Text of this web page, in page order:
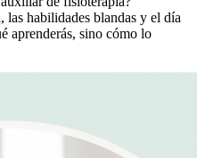
habilidades blandas y el día
aprenderás, sino cómo lo